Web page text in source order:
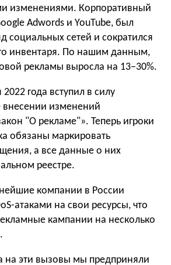
изменениями. Корпоративный
Adwords и YouTube, был
социальных сетей и сократился
инвентаря. По нашим данным,
рекламы выросла на 13−30%.
года вступил в силу
внесении изменений
"О рекламе"». Теперь игроки
обязаны маркировать
а все данные о них
реестре.
компании в России
атаками на свои ресурсы, что
кампании на несколько
на эти вызовы мы предприняли